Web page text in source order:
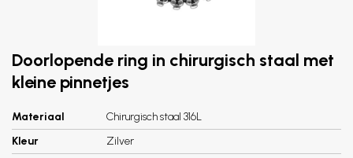
Doorlopende ring in chirurgisch staal met
kleine pinnetjes
Materiaal
Chirurgisch staal 316L
Kleur
Zilver